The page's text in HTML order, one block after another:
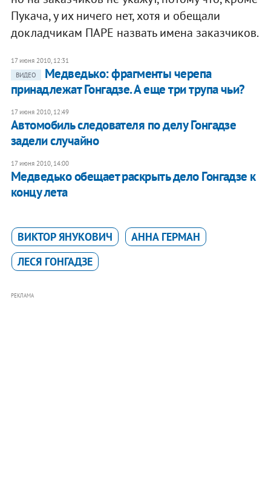
Пукача, у их ничего нет, хотя и обещали
докладчикам ПАРЕ назвать имена заказчиков.
17 июня 2010, 12:31
ВИДЕО
Медведько: фрагменты черепа
принадлежат Гонгадзе. А еще три трупа чьи?
17 июня 2010, 12:49
Автомобиль следователя по делу Гонгадзе
задели случайно
17 июня 2010, 14:00
Медведько обещает раскрыть дело Гонгадзе к
концу лета
ВИКТОР ЯНУКОВИЧ
АННА ГЕРМАН
ЛЕСЯ ГОНГАДЗЕ
РЕКЛАМА